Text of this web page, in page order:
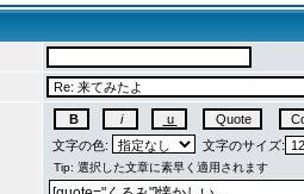
文字の色: 文字のサイズ: